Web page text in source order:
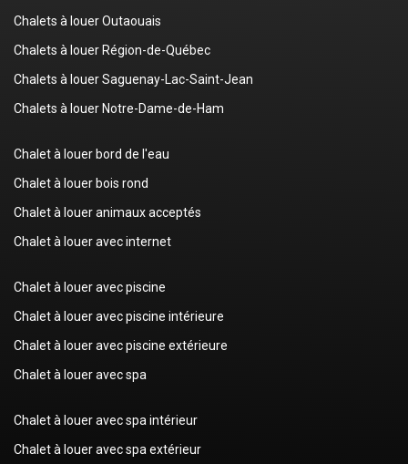
Chalets à louer Outaouais
Chalets à louer Région-de-Québec
Chalets à louer Saguenay-Lac-Saint-Jean
Chalets à louer Notre-Dame-de-Ham
Chalet à louer bord de l'eau
Chalet à louer bois rond
Chalet à louer animaux acceptés
Chalet à louer avec internet
Chalet à louer avec piscine
Chalet à louer avec piscine intérieure
Chalet à louer avec piscine extérieure
Chalet à louer avec spa
Chalet à louer avec spa intérieur
Chalet à louer avec spa extérieur